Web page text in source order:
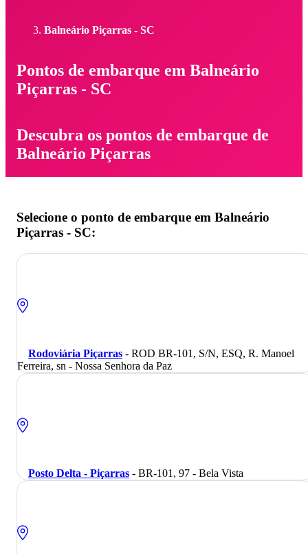
Balneário Piçarras - SC
Pontos de embarque em Balneário
Piçarras - SC
Descubra os pontos de embarque de
Balneário Piçarras
Selecione o ponto de embarque em Balneário
Piçarras - SC:
Rodoviária Piçarras - ROD BR-101, S/N, ESQ, R. Manoel
Ferreira, sn - Nossa Senhora da Paz
Posto Delta - Piçarras - BR-101, 97 - Bela Vista